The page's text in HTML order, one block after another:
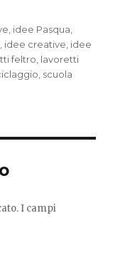
idee Pasqua
idee creative idee
feltro lavoretti
scuola
I campi